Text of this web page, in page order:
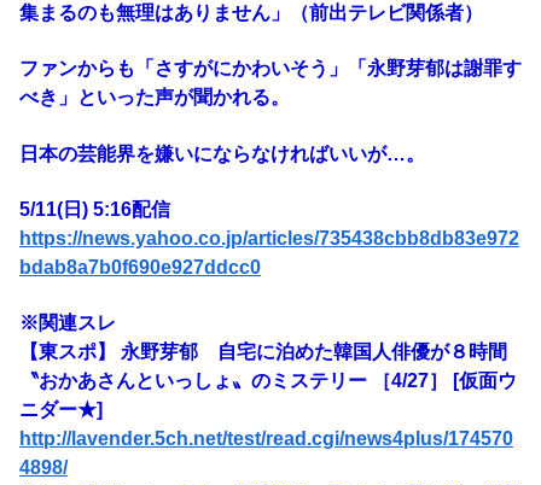
集まるのも無理はありません」（前出テレビ関係者）
ファンからも「さすがにかわいそう」「永野芽郁は謝罪す
べき」といった声が聞かれる。
日本の芸能界を嫌いにならなければいいが…。
5/11(日) 5:16配信
https://news.yahoo.co.jp/articles/735438cbb8db83e972
bdab8a7b0f690e927ddcc0
※関連スレ
【東スポ】 永野芽郁 自宅に泊めた韓国人俳優が８時間
〝おかあさんといっしょ〟のミステリー ［4/27］ [仮面ウ
ニダー★]
http://lavender.5ch.net/test/read.cgi/news4plus/174570
4898/